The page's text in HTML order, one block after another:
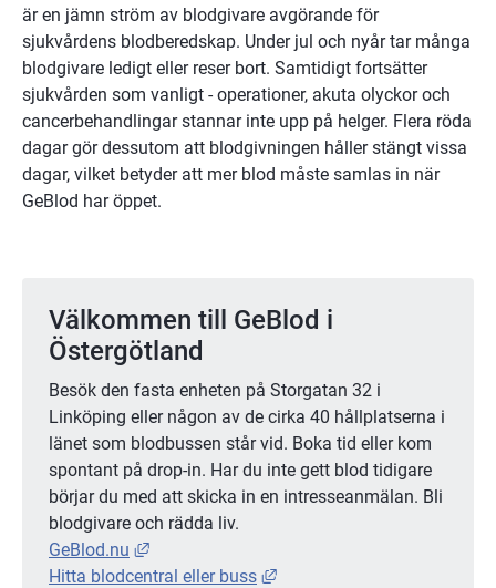
är en jämn ström av blodgivare avgörande för
sjukvårdens blodberedskap. Under jul och nyår tar många
blodgivare ledigt eller reser bort. Samtidigt fortsätter
sjukvården som vanligt - operationer, akuta olyckor och
cancerbehandlingar stannar inte upp på helger. Flera röda
dagar gör dessutom att blodgivningen håller stängt vissa
dagar, vilket betyder att mer blod måste samlas in när
GeBlod har öppet.
Välkommen till GeBlod i
Östergötland
Besök den fasta enheten på Storgatan 32 i
Linköping eller någon av de cirka 40 hållplatserna i
länet som blodbussen står vid. Boka tid eller kom
spontant på drop-in. Har du inte gett blod tidigare
börjar du med att skicka in en intresseanmälan. Bli
blodgivare och rädda liv.
GeBlod.nu
Länk till annan webbplats, öppnas i nytt
Hitta blodcentral eller buss
Länk till annan webbplats,